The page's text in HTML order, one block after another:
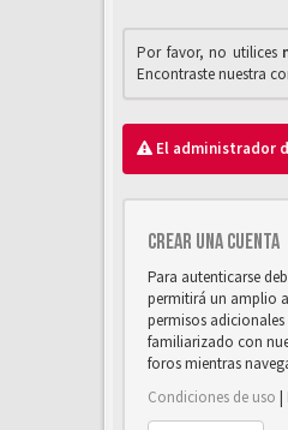
Por favor, no utilices
Encontraste nuestra
El administrador
Crear una cuenta
Para autenticarse
permitirá un amplio
permisos adicionales
familiarizado con
foros mientras
Condiciones de uso |